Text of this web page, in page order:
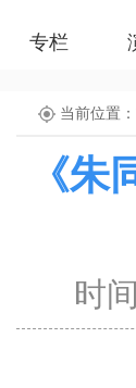
专栏
当前位置：
《
时